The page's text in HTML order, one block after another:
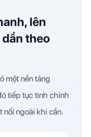
lên
theo
một nền tảng
tiếp tục tinh chỉnh
nối ngoài khi cần.